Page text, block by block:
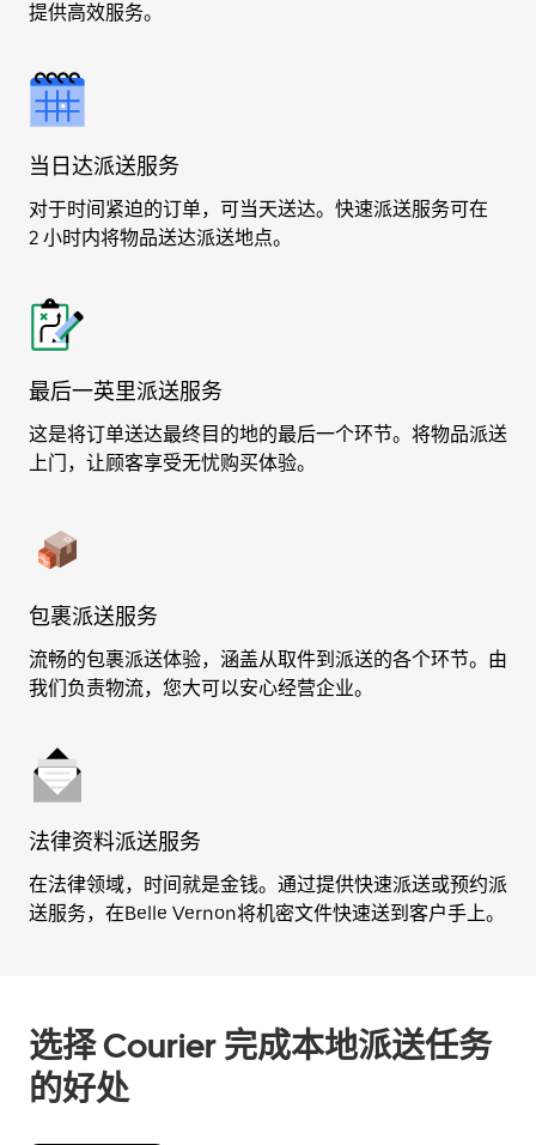
提供高效服务。
当日达派送服务
对于时间紧迫的订单，可当天送达。快速派送服务可在
2 小时内将物品送达派送地点。
最后一英里派送服务
这是将订单送达最终目的地的最后一个环节。将物品派送
上门，让顾客享受无忧购买体验。
包裹派送服务
流畅的包裹派送体验，涵盖从取件到派送的各个环节。由
我们负责物流，您大可以安心经营企业。
法律资料派送服务
在法律领域，时间就是金钱。通过提供快速派送或预约派
送服务，在Belle Vernon将机密文件快速送到客户手上。
选择 Courier 完成本地派送任务
的好处